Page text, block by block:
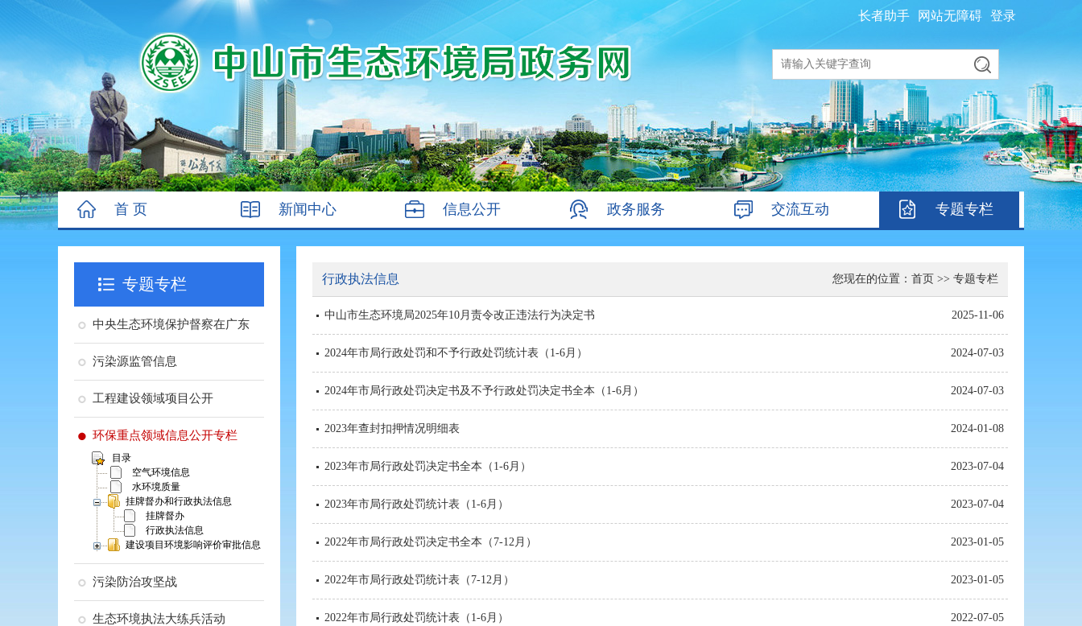
登录
网站无障碍
长者助手
首 页 新闻中心 信息公开 政务服务 交流互动 专题专栏
专题专栏
中央生态环境保护督察在广东
污染源监管信息
工程建设领域项目公开
环保重点领域信息公开专栏
目录
空气环境信息
水环境质量
挂牌督办和行政执法信息
挂牌督办
行政执法信息
建设项目环境影响评价审批信息
污染防治攻坚战
生态环境执法大练兵活动
行政执法信息 您现在的位置： 首页 >> 专题专栏
2025-11-06
中山市生态环境局2025年10月责令改正违法行为决定书
2024-07-03
2024年市局行政处罚和不予行政处罚统计表（1-6月）
2024-07-03
2024年市局行政处罚决定书及不予行政处罚决定书全本（1-6月）
2024-01-08
2023年查封扣押情况明细表
2023-07-04
2023年市局行政处罚决定书全本（1-6月）
2023-07-04
2023年市局行政处罚统计表（1-6月）
2023-01-05
2022年市局行政处罚决定书全本（7-12月）
2023-01-05
2022年市局行政处罚统计表（7-12月）
2022-07-05
2022年市局行政处罚统计表（1-6月）